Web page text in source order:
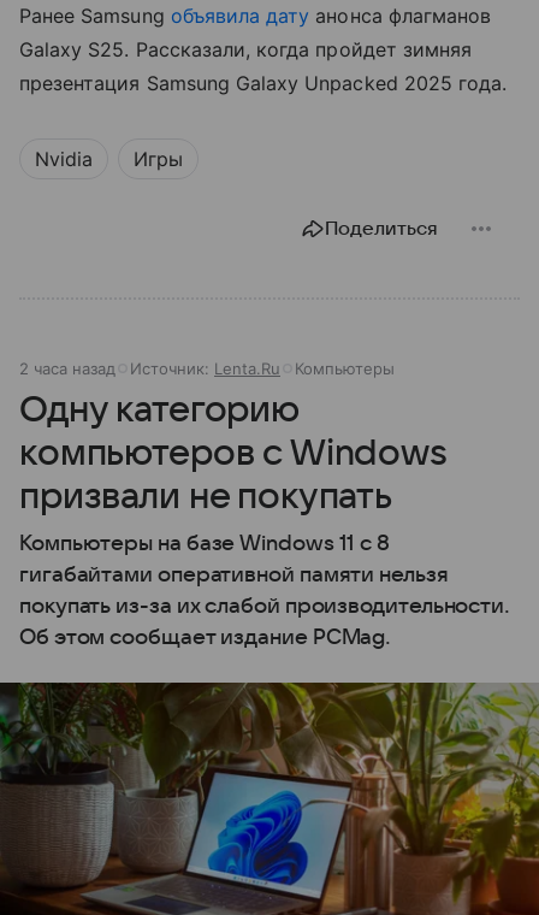
Ранее Samsung объявила дату анонса флагманов
Galaxy S25. Рассказали, когда пройдет зимняя
презентация Samsung Galaxy Unpacked 2025 года.
Nvidia Игры
Поделиться
2 часа назад Источник: Lenta.Ru Компьютеры
Одну категорию
компьютеров с Windows
призвали не покупать
Компьютеры на базе Windows 11 c 8
гигабайтами оперативной памяти нельзя
покупать из-за их слабой производительности.
Об этом сообщает издание PCMag.